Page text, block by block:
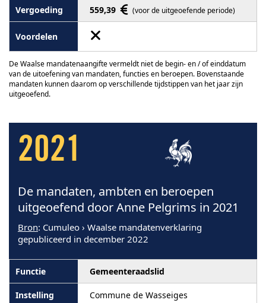
559,39 (voor de uitgeoefende periode)
De Waalse mandatenaangifte vermeldt niet de begin- en / of einddatum
van de uitoefening van mandaten, functies en beroepen. Bovenstaande
mandaten kunnen daarom op verschillende tijdstippen van het jaar zijn
uitgeoefend.
2021
De mandaten, ambten en beroepen
uitgeoefend door Anne Pelgrims in 2021
Bron: Cumuleo › Waalse mandatenverklaring
gepubliceerd in december 2022
Gemeenteraadslid
Commune de Wasseiges